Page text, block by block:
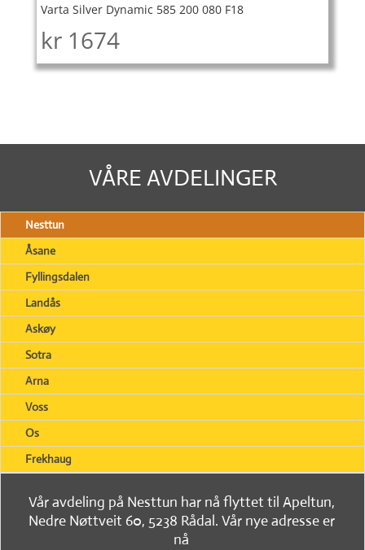
Varta Silver Dynamic 585 200 080 F18
kr 1674
VÅRE AVDELINGER
Nesttun
Åsane
Fyllingsdalen
Landås
Askøy
Sotra
Arna
Voss
Os
Frekhaug
Vår avdeling på Nesttun har nå flyttet til Apeltun,
Nedre Nøttveit 60, 5238 Rådal. Vår nye adresse er
nå